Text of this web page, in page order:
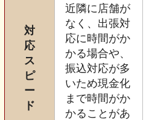
対
応
ス
ピ
ー
ド
近隣に店舗が
なく、出張対
応に時間がか
かる場合や、
振込対応が多
いため現金化
まで時間がか
かることがあ